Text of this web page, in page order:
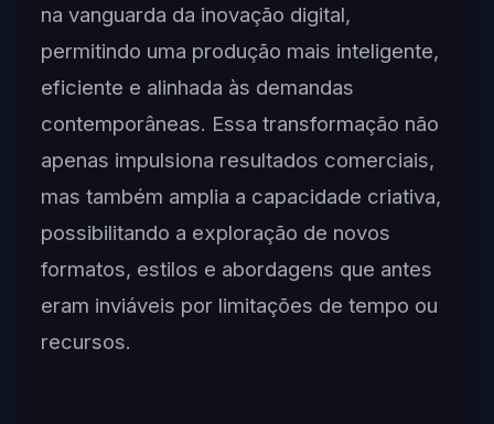
na vanguarda da inovação digital,
permitindo uma produção mais inteligente,
eficiente e alinhada às demandas
contemporâneas. Essa transformação não
apenas impulsiona resultados comerciais,
mas também amplia a capacidade criativa,
possibilitando a exploração de novos
formatos, estilos e abordagens que antes
eram inviáveis por limitações de tempo ou
recursos.